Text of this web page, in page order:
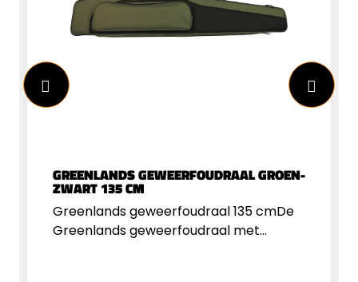
GREENLANDS GEWEERFOUDRAAL GROEN-
ZWART 135 CM
Greenlands geweerfoudraal 135 cmDe
Greenlands geweerfoudraal met